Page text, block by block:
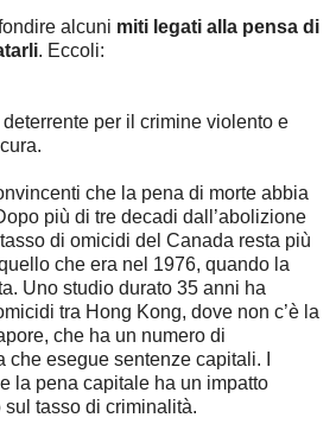
alcuni miti legati alla pensa di
. Eccoli:
per il crimine violento e
che la pena di morte abbia
più di tre decadi dall’abolizione
di omicidi del Canada resta più
che era nel 1976, quando la
Uno studio durato 35 anni ha
tra Hong Kong, dove non c’è la
che ha un numero di
esegue sentenze capitali. I
la pena capitale ha un impatto
tasso di criminalità.